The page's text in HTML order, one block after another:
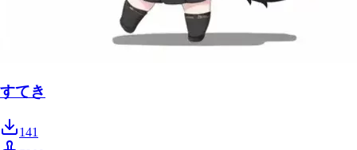
すてき
141